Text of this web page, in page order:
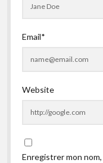
Email*
Website
Enregistrer mon